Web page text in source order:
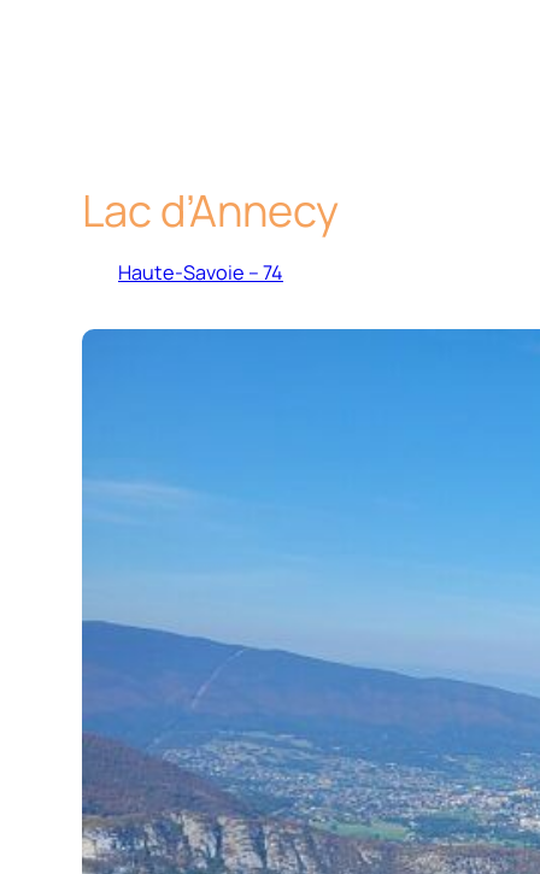
Lac d’Annecy
Haute-Savoie – 74